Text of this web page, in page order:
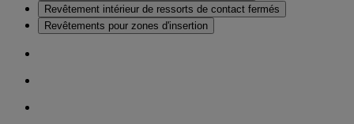
Revêtement intérieur de ressorts de contact fermés
Revêtements pour zones d'insertion